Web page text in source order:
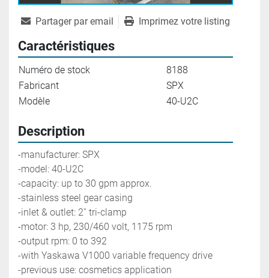
Partager par email Imprimez votre listing
Caractéristiques
Numéro de stock
8188
Fabricant
SPX
Modèle
40-U2C
Description
-manufacturer: SPX
-model: 40-U2C
-capacity: up to 30 gpm approx.
-stainless steel gear casing
-inlet & outlet: 2'' tri-clamp
-motor: 3 hp, 230/460 volt, 1175 rpm
-output rpm: 0 to 392
-with Yaskawa V1000 variable frequency drive
-previous use: cosmetics application